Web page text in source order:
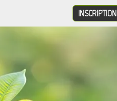
INSCRIPTION